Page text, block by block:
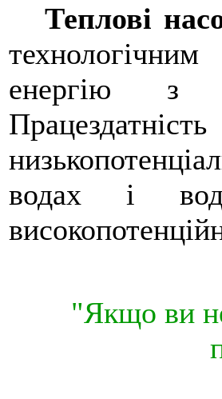
Теплові
енергію з
водах і
"Якщо ви